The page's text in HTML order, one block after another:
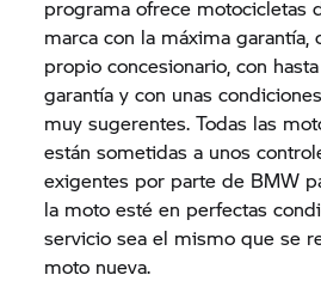
programa ofrece motocicletas
marca con la máxima garantía,
propio concesionario, con
garantía y con unas
muy sugerentes. Todas las
están sometidas a unos
exigentes por parte de BMW
la moto esté en perfectas
servicio sea el mismo que se
moto nueva.